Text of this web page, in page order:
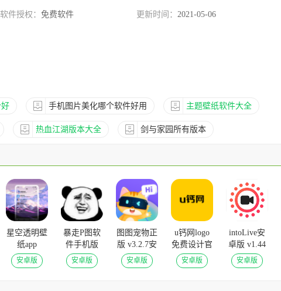
软件授权： 免费软件 更新时间： 2021-05-06
手机图片美化哪个软件好用 主题壁纸软件大全
热血江湖版本大全 剑与家园所有版本
星空透明壁
纸app
v1.4.5安卓
版
安卓版
暴走P图软
件手机版
v3.7.8安卓
版
安卓版
图图宠物正
版 v3.2.7安
卓版
安卓版
u钙网logo
免费设计官
方版 v1.0安
卓版
安卓版
intoLive安
卓版 v1.44
安卓版